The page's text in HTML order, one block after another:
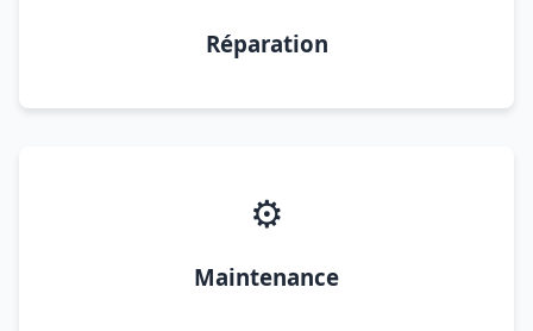
Réparation
⚙️
Maintenance